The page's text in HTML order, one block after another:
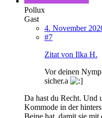
Pollux
Gast
4. November
#7
Zitat von Ilka H.
Vor deinen
sicher.a
Da hast du Recht. Und
Kommode in der
Beine hat, damit sie mit